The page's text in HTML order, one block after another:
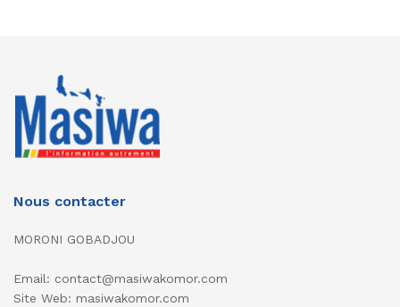
Nous contacter
MORONI GOBADJOU
Email: contact@masiwakomor.com
Site Web: masiwakomor.com